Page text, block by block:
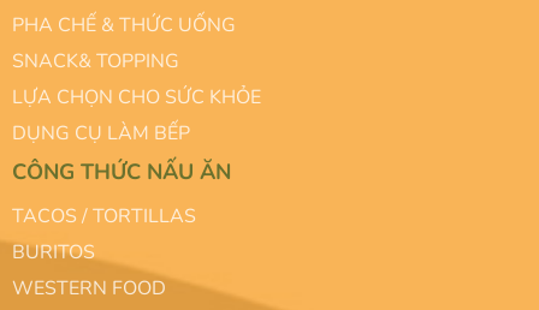
PHA CHẾ & THỨC UỐNG
SNACK& TOPPING
LỰA CHỌN CHO SỨC KHỎE
DỤNG CỤ LÀM BẾP
CÔNG THỨC NẤU ĂN
TACOS / TORTILLAS
BURITOS
WESTERN FOOD